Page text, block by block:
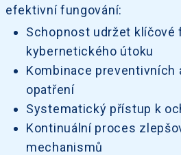
efektivní fungování:
Schopnost udržet klíčové
kybernetického útoku
Kombinace preventivních
opatření
Systematický přístup k
Kontinuální proces
mechanismů